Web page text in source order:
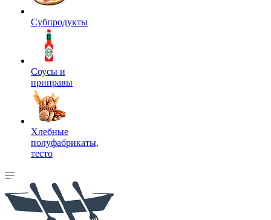
Субпродукты
Соусы и
приправы
Хлебные
полуфабрикаты,
тесто